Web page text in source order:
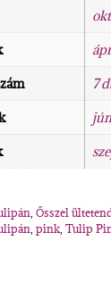
7
, Ősszel
, pink, Tulip